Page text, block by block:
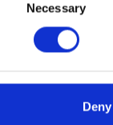
Necessary
Deny